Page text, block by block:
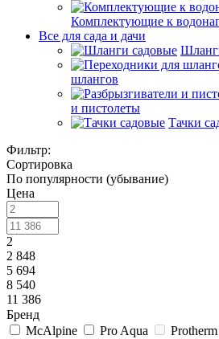
Комплектующие к
Все для сада и дачи
шлангов
и пистолеты
Тачки
Фильтр:
Сортировка
По популярности (убывание)
Цена
2
2 848
5 694
8 540
11 386
Бренд
McAlpine
Pro Aqua Protherm